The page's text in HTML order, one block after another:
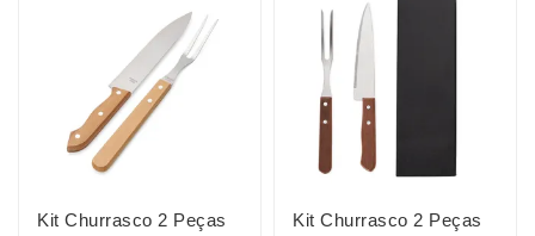
Kit Churrasco 2 Peças Kit Churrasco 2 Peças